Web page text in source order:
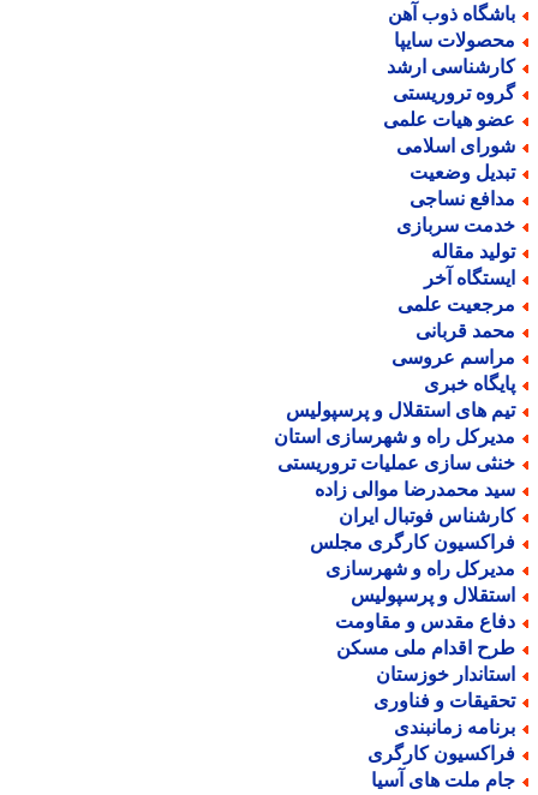
ذوب آهن
سایپا
ارشد
تروریستی
هیات علمی
اسلامی
وضعیت
نساجی
سربازی
مقاله
آخر
علمی
قربانی
عروسی
خبری
های استقلال و پرسپولیس
راه و شهرسازی استان
سازی عملیات تروریستی
محمدرضا موالی زاده
فوتبال ایران
کارگری مجلس
راه و شهرسازی
و پرسپولیس
مقدس و مقاومت
اقدام ملی مسکن
خوزستان
و فناوری
زمانبندی
کارگری
ملت های آسیا